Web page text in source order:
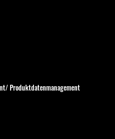
Produktdatenmanagement